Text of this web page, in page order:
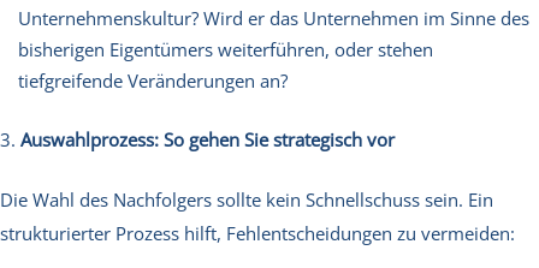
Unternehmenskultur? Wird er das Unternehmen im Sinne des
bisherigen Eigentümers weiterführen, oder stehen
tiefgreifende Veränderungen an?
Auswahlprozess: So gehen Sie strategisch vor
Die Wahl des Nachfolgers sollte kein Schnellschuss sein. Ein
strukturierter Prozess hilft, Fehlentscheidungen zu vermeiden: